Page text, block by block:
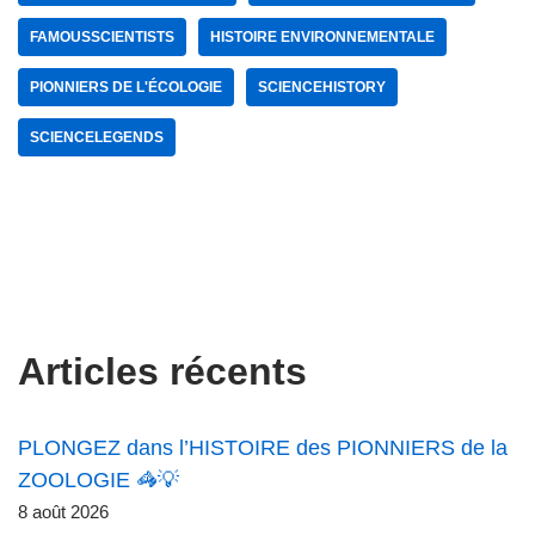
FAMOUSSCIENTISTS HISTOIRE ENVIRONNEMENTALE
PIONNIERS DE L'ÉCOLOGIE SCIENCEHISTORY
SCIENCELEGENDS
Articles récents
PLONGEZ dans l’HISTOIRE des PIONNIERS de la
ZOOLOGIE 🦓💡
8 août 2026